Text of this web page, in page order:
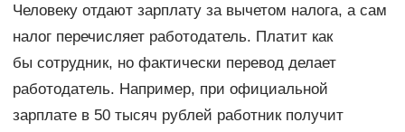
Человеку отдают зарплату за вычетом налога, а сам
налог перечисляет работодатель. Платит как
бы сотрудник, но фактически перевод делает
работодатель. Например, при официальной
зарплате в 50 тысяч рублей работник получит